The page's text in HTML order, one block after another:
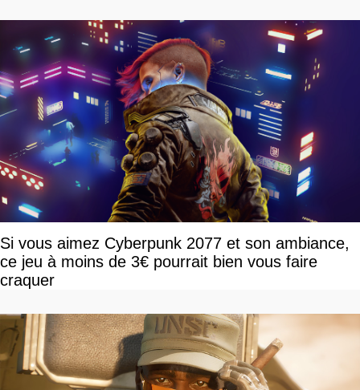
Si vous aimez Cyberpunk 2077 et son ambiance,
ce jeu à moins de 3€ pourrait bien vous faire
craquer